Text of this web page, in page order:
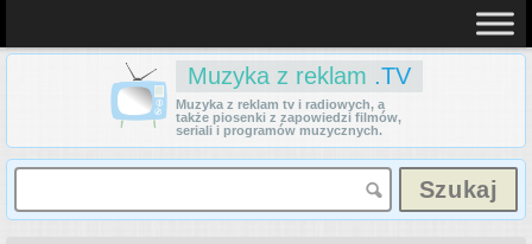
Muzyka z reklam .TV
Muzyka z reklam tv i radiowych, a
także piosenki z zapowiedzi filmów,
seriali i programów muzycznych.